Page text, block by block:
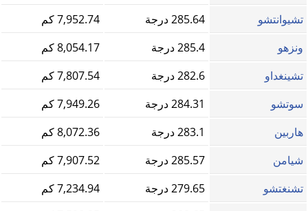
تشيوانتشو
285.64 درجة
7,952.74 كم
ونزهو
285.4 درجة
8,054.17 كم
تشينغداو
282.6 درجة
7,807.54 كم
سوتشو
284.31 درجة
7,949.26 كم
هاربين
283.1 درجة
8,072.36 كم
شيامن
285.57 درجة
7,907.52 كم
تشنغتشو
279.65 درجة
7,234.94 كم